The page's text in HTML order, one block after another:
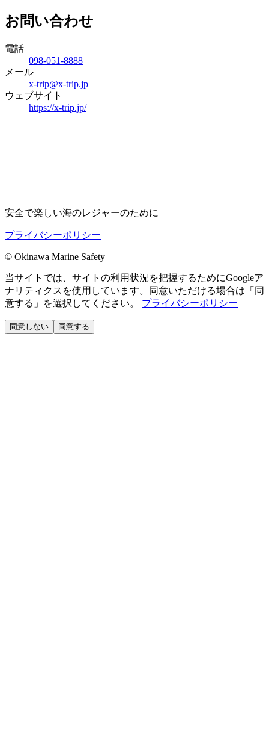
お問い合わせ
電話
098-051-8888
メール
x-trip@x-trip.jp
ウェブサイト
https://x-trip.jp/
安全で楽しい海のレジャーのために
プライバシーポリシー
© Okinawa Marine Safety
当サイトでは、サイトの利用状況を把握するためにGoogleア
ナリティクスを使用しています。同意いただける場合は「同
意する」を選択してください。
プライバシーポリシー
同意しない 同意する